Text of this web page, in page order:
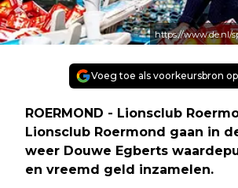
https://www.de.nl/
Voeg toe als voorkeursbron
ROERMOND - Lionsclub
Lionsclub Roermond gaan in
weer Douwe Egberts
en vreemd geld inzamelen.